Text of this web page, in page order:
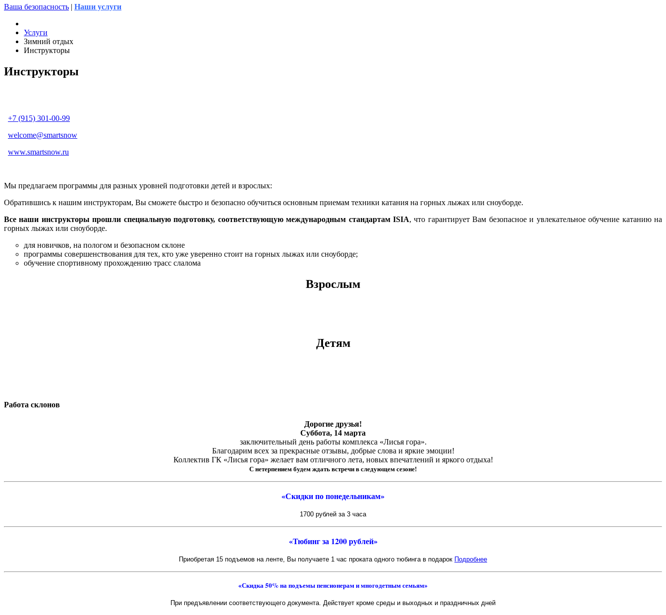
Ваша безопасность | Наши услуги
Услуги
Зимний отдых
Инструкторы
Инструкторы
+7 (915) 301-00-99
welcome@smartsnow
www.smartsnow.ru
Мы предлагаем программы для разных уровней подготовки детей и взрослых:
Обратившись к нашим инструкторам, Вы сможете быстро и безопасно обучиться основным приемам техники катания на горных лыжах или сноуборде.
Все наши инструкторы прошли специальную подготовку, соответствующую международным стандартам ISIA, что гарантирует Вам безопасное и увлекательное обучение катанию на
горных лыжах или сноуборде.
для новичков, на пологом и безопасном склоне
программы совершенствования для тех, кто уже уверенно стоит на горных лыжах или сноуборде;
обучение спортивному прохождению трасс слалома
Взрослым
Детям
Работа склонов
Дорогие друзья!
Суббота, 14 марта
заключительный день работы комплекса «Лисья гора».
Благодарим всех за прекрасные отзывы, добрые слова и яркие эмоции!
Коллектив ГК «Лисья гора» желает вам отличного лета, новых впечатлений и яркого отдыха!
С нетерпением будем ждать встречи в следующем сезоне!
«Скидки по понедельникам»
1700 рублей за 3 часа
«Тюбинг за 1200 рублей»
Приобретая 15 подъемов на ленте, Вы получаете 1 час проката одного тюбинга в подарок Подробнее
«Скидка 50% на подъемы пенсионерам и многодетным семьям»
При предъявлении соответствующего документа. Действует кроме среды и выходных и праздничных дней